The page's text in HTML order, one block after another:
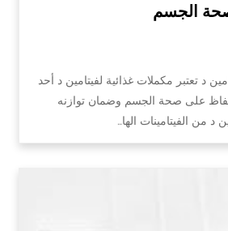
الجسم
د تعتبر مكملات غذائية لفيتامين د أحد
على صحة الجسم وضمان توازنه
د من الفيتامينات الها…